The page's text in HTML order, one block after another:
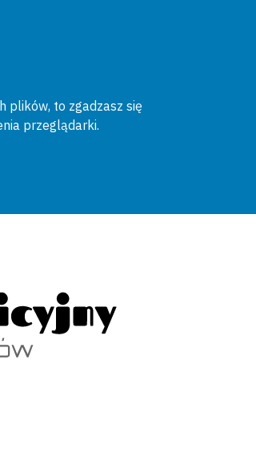
plików, to zgadzasz się
przeglądarki.